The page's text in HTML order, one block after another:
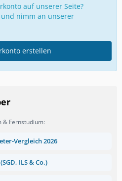
auf unserer Seite?
und nimm an unserer
erstellen
& Fernstudium:
Vergleich 2026
ILS & Co.)